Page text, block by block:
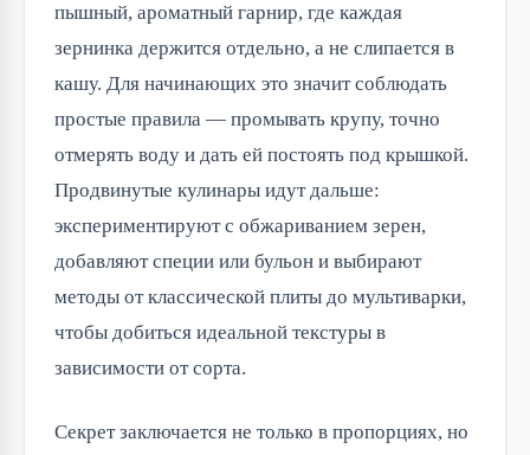
пышный, ароматный гарнир, где каждая
зернинка держится отдельно, а не слипается в
кашу. Для начинающих это значит соблюдать
простые правила — промывать крупу, точно
отмерять воду и дать ей постоять под крышкой.
Продвинутые кулинары идут дальше:
экспериментируют с обжариванием зерен,
добавляют специи или бульон и выбирают
методы от классической плиты до мультиварки,
чтобы добиться идеальной текстуры в
зависимости от сорта.
Секрет заключается не только в пропорциях, но